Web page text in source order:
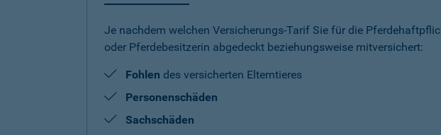
Je nachdem welchen Versicherungs-Tarif Sie für die
oder Pferdebesitzerin abgedeckt beziehungsweise mitversichert:
Fohlen des versicherten Elterntieres
Personenschäden
Sachschäden